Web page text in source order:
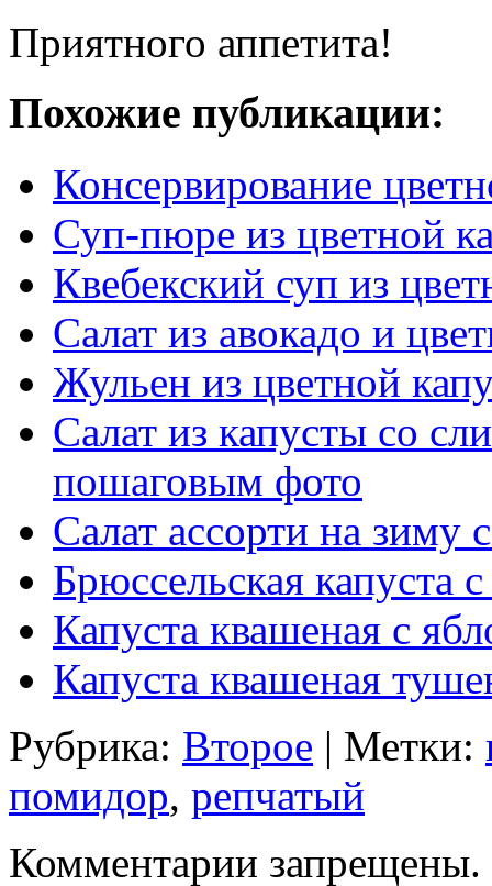
Приятного аппетита!
Похожие публикации:
Консервирование
Суп-пюре из цветной
Квебекский суп из
Cалат из авокадо и
Жульен из цветной
Салат из капусты со
пошаговым фото
Салат ассорти на зиму
Брюссельская капуста
Капуста квашеная с
Капуста квашеная
Рубрика: Второе | Метки:
помидор, репчатый
Комментарии запрещены.